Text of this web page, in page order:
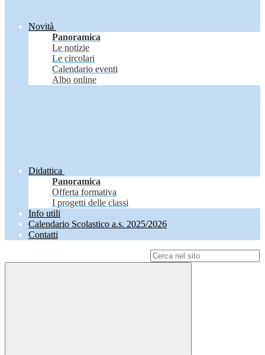
Novità
Panoramica
Le notizie
Le circolari
Calendario eventi
Albo online
Didattica
Panoramica
Offerta formativa
I progetti delle classi
Info utili
Calendario Scolastico a.s. 2025/2026
Contatti